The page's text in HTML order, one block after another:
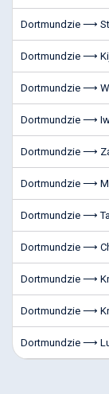
Dortmundzie ⟶
Dortmundzie ⟶
Dortmundzie ⟶
Dortmundzie ⟶
Dortmundzie ⟶
Dortmundzie ⟶
Dortmundzie ⟶
Dortmundzie ⟶
Dortmundzie ⟶
Dortmundzie ⟶
Dortmundzie ⟶